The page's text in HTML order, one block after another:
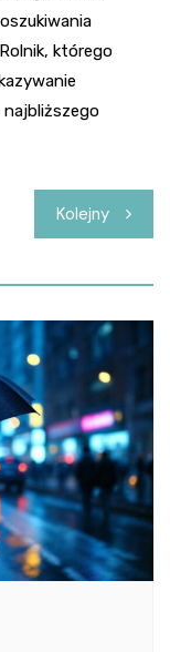
którego
Kolejny